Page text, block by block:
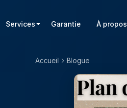
Services Garantie À propos
Accueil Blogue